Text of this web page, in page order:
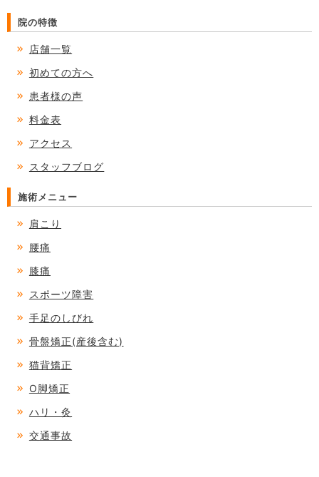
院の特徴
店舗一覧
初めての方へ
患者様の声
料金表
アクセス
スタッフブログ
施術メニュー
肩こり
腰痛
膝痛
スポーツ障害
手足のしびれ
骨盤矯正(産後含む)
猫背矯正
O脚矯正
ハリ・灸
交通事故